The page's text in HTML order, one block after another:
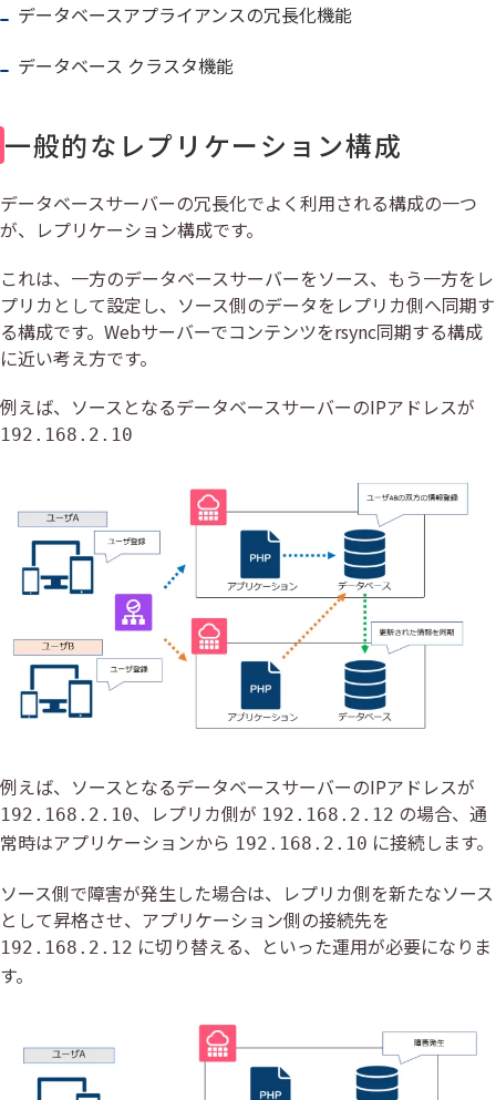
データベースアプライアンスの冗長化機能
データベース クラスタ機能
一般的なレプリケーション構成
データベースサーバーの冗長化でよく利用される構成の一つ
が、レプリケーション構成です。
これは、一方のデータベースサーバーをソース、もう一方をレ
プリカとして設定し、ソース側のデータをレプリカ側へ同期す
る構成です。Webサーバーでコンテンツをrsync同期する構成
に近い考え方です。
例えば、ソースとなるデータベースサーバーのIPアドレスが
192.168.2.10
例えば、ソースとなるデータベースサーバーのIPアドレスが
192.168.2.10、レプリカ側が 192.168.2.12 の場合、通
常時はアプリケーションから 192.168.2.10 に接続します。
ソース側で障害が発生した場合は、レプリカ側を新たなソース
として昇格させ、アプリケーション側の接続先を
192.168.2.12 に切り替える、といった運用が必要になりま
す。